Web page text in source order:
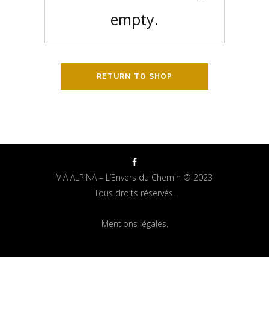
empty.
RETURN TO SHOP
VIA ALPINA – L’Envers du Chemin © 2023
Tous droits réservés.
Mentions légales.